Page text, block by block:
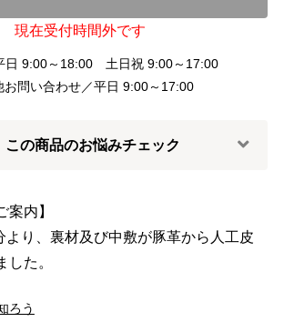
現在受付時間外です
日 9:00～18:00 土日祝 9:00～17:00
お問い合わせ／平日 9:00～17:00
この商品のお悩みチェック
案内】
より、裏材及び中敷が豚革から人工皮
した。
ろう